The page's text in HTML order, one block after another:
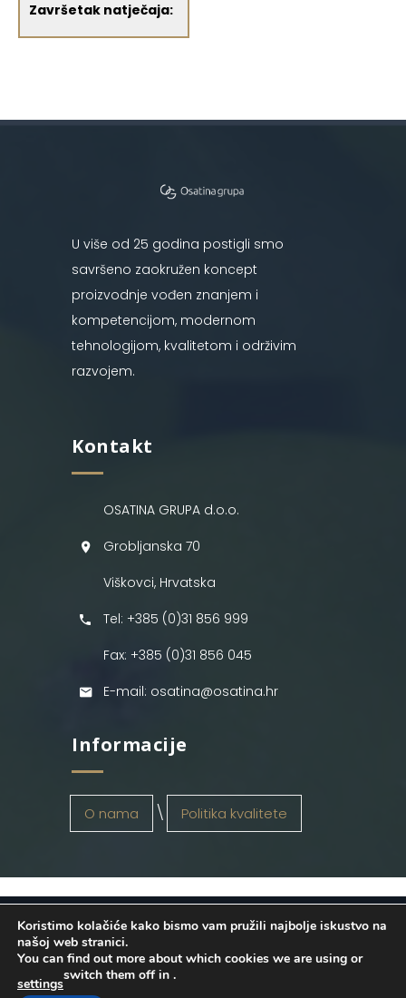
Završetak natječaja:
U više od 25 godina postigli smo
savršeno zaokružen koncept
proizvodnje vođen znanjem i
kompetencijom, modernom
tehnologijom, kvalitetom i održivim
razvojem.
Kontakt
OSATINA GRUPA d.o.o.
Grobljanska 70
Viškovci, Hrvatska
Tel: +385 (0)31 856 999
Fax: +385 (0)31 856 045
E-mail: osatina@osatina.hr
Informacije
O nama Politika kvalitete
OSATINA GRUPA d.o.o. 2026
. Configured
byINFOS Osijek. Sva prava pridržana.
Koristimo kolačiće kako bismo vam pružili najbolje iskustvo na
našoj web stranici.
You can find out more about which cookies we are using or
switch them off in
settings
.